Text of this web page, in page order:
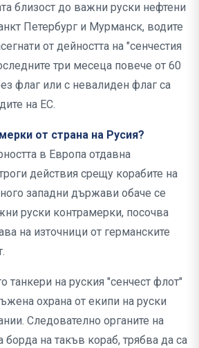
близост до важни руски нефтени
Петербург и Мурманск, водите
от дейността на "сенчестия
три месеца повече от 60
флаг или с невалиден флаг са
на ЕС.
от страна на Русия?
в Европа отдавна
действия срещу корабите на
западни държави обаче се
руски контрамерки, посочва
на източници от германските
танкери на руския "сенчест флот"
охрана от екипи на руски
Следователно органите на
борда на такъв кораб, трябва да са